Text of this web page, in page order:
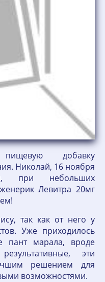
добавку
Николай, 16 ноября
при небольших
Левитра 20мг
так как от него у
Уже приходилось
пант марала, вроде
эти
решением для
возможностями.